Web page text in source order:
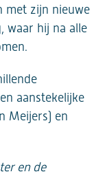
met zijn nieuwe
waar hij na alle
aanstekelijke
Meijers) en
en de